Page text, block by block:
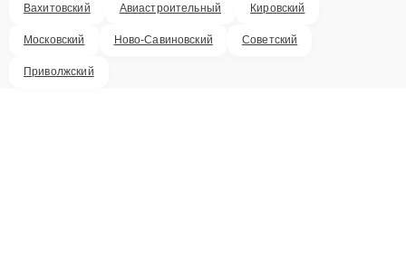
Вахитовский Авиастроительный Кировский
Московский Ново-Савиновский Советский
Приволжский